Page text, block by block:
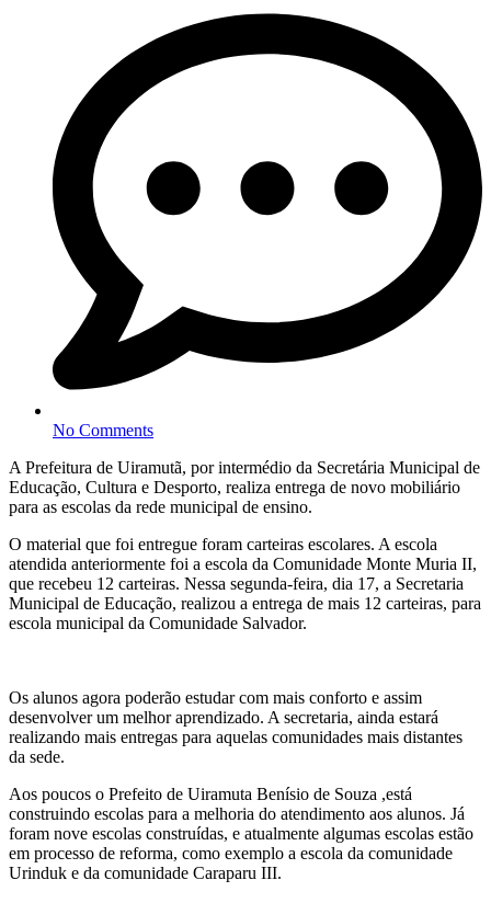
No Comments
A Prefeitura de Uiramutã, por intermédio da Secretária Municipal de
Educação, Cultura e Desporto, realiza entrega de novo mobiliário
para as escolas da rede municipal de ensino.
O material que foi entregue foram carteiras escolares. A escola
atendida anteriormente foi a escola da Comunidade Monte Muria II,
que recebeu 12 carteiras. Nessa segunda-feira, dia 17, a Secretaria
Municipal de Educação, realizou a entrega de mais 12 carteiras, para
escola municipal da Comunidade Salvador.
Os alunos agora poderão estudar com mais conforto e assim
desenvolver um melhor aprendizado. A secretaria, ainda estará
realizando mais entregas para aquelas comunidades mais distantes
da sede.
Aos poucos o Prefeito de Uiramuta Benísio de Souza ,está
construindo escolas para a melhoria do atendimento aos alunos. Já
foram nove escolas construídas, e atualmente algumas escolas estão
em processo de reforma, como exemplo a escola da comunidade
Urinduk e da comunidade Caraparu III.